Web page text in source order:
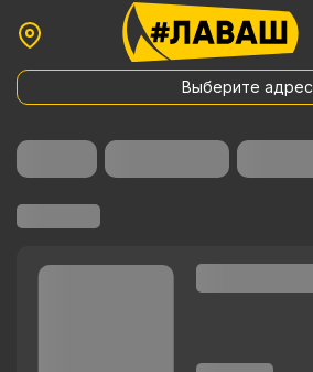
Выберите адрес